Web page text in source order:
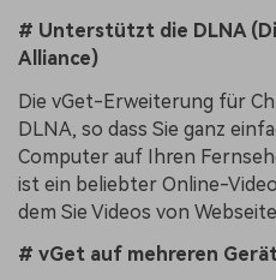
# Unterstützt die DLNA
Alliance)
Die vGet-Erweiterung für
DLNA, so dass Sie ganz
Computer auf Ihren
ist ein beliebter Online-
dem Sie Videos von
# vGet auf mehreren